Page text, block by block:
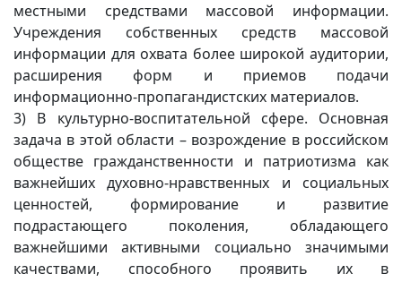
местными средствами массовой информации.
Учреждения собственных средств массовой
информации для охвата более широкой аудитории,
расширения форм и приемов подачи
информационно-пропагандистских материалов.
3) В культурно-воспитательной сфере. Основная
задача в этой области – возрождение в российском
обществе гражданственности и патриотизма как
важнейших духовно-нравственных и социальных
ценностей, формирование и развитие
подрастающего поколения, обладающего
важнейшими активными социально значимыми
качествами, способного проявить их в